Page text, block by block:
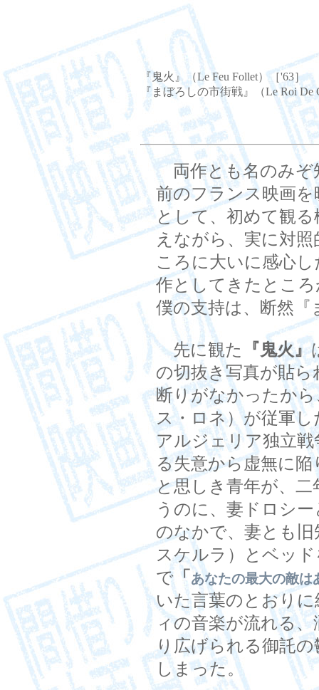
『鬼火』（Le Feu Follet）［'63］
『まぼろしの市街戦』（Le Roi
両作とも名のみぞ
前のフランス映画
として、初めて観
えながら、実に対
ころに大いに感心
作としてきたとこ
僕の支持は、断然
先に観た 『鬼火』
の切抜き写真が貼
断りがなかったか
ス・ロネ）が従軍
アルジェリア独立
る失意から虚無に
と思しき青年が、
うのに、妻ドロシ
のなかで、妻とも
スケルラ）とベッ
で 「 あなたの最大の敵は
いた言葉のとおり
ィの音楽が流れる
り広げられる御託
しまった。